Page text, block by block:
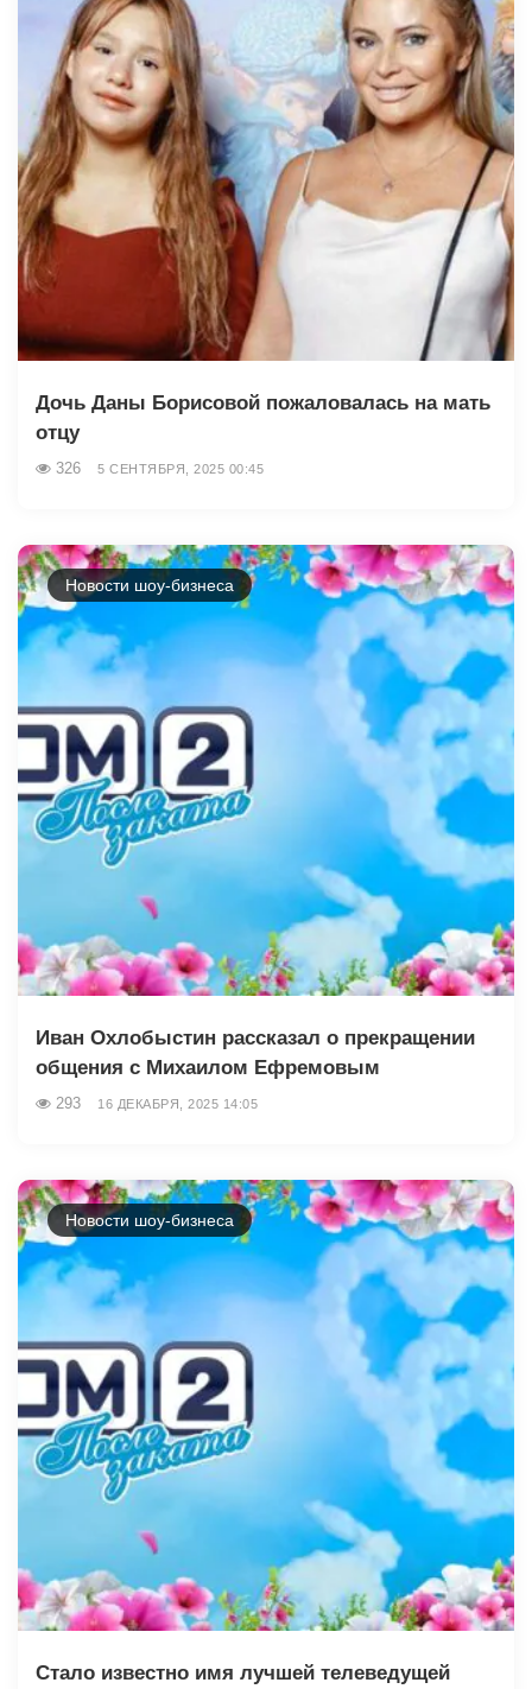
Дочь Даны Борисовой пожаловалась на мать
отцу
326 5 СЕНТЯБРЯ, 2025 00:45
Новости шоу-бизнеса
Иван Охлобыстин рассказал о прекращении
общения с Михаилом Ефремовым
293 16 ДЕКАБРЯ, 2025 14:05
Новости шоу-бизнеса
Стало известно имя лучшей телеведущей